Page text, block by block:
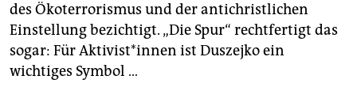
des Ökoterrorismus und der antichristlichen
Einstellung bezichtigt. „Die Spur“ rechtfertigt das
sogar: Für Aktivist*innen ist Duszejko ein
wichtiges Symbol …